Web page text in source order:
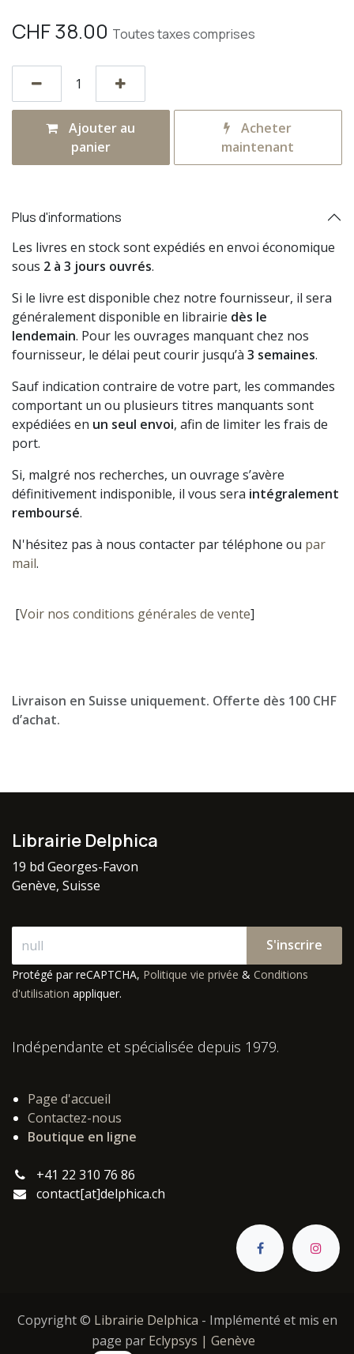
CHF38.00 Toutes taxes comprises
Ajouter au
panier
Acheter
maintenant
Plus d'informations
Les livres en stock sont expédiés en envoi économique
sous 2 à 3 jours ouvrés.
Si le livre est disponible chez notre fournisseur, il sera
généralement disponible en librairie dès le
lendemain. Pour les ouvrages manquant chez nos
fournisseur, le délai peut courir jusqu’à 3 semaines.
Sauf indication contraire de votre part, les commandes
comportant un ou plusieurs titres manquants sont
expédiées en un seul envoi, afin de limiter les frais de
port.
Si, malgré nos recherches, un ouvrage s’avère
définitivement indisponible, il vous sera intégralement
remboursé.
N'hésitez pas à nous contacter par téléphone ou par
mail.
[Voir nos conditions générales de vente]
Livraison en Suisse uniquement. Offerte dès 100 CHF
d’achat.
Librairie Delphica
19 bd Georges-Favon
Genève, Suisse
S'inscrire
Protégé par reCAPTCHA, Politique vie privée & Conditions
d'utilisation appliquer.
Indépendante et spécialisée depuis 1979.
Page d'accueil
Contactez-nous
Boutique en ligne
+41 22 310 76 86
contact[at]delphica.ch
Copyright © Librairie Delphica - Implémenté et mis en
page par Eclypsys | Genève